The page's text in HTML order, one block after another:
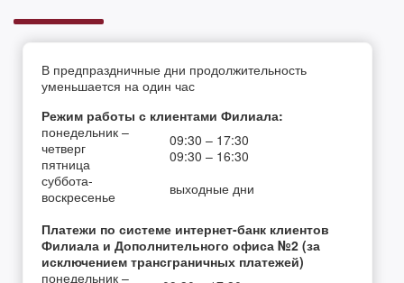
В предпраздничные дни продолжительность
уменьшается на один час
Режим работы с клиентами Филиала:
понедельник –
четверг
пятница
09:30 – 17:30
09:30 – 16:30
суббота-
воскресенье
выходные дни
Платежи по системе интернет-банк клиентов
Филиала и Дополнительного офиса №2 (за
исключением трансграничных платежей)
понедельник –